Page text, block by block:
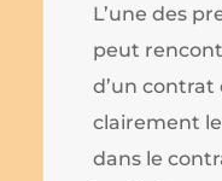
L’une des
peut
d’un contrat
clairement
dans le